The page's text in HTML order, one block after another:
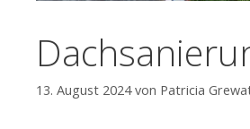
13. August 2024 von Patricia